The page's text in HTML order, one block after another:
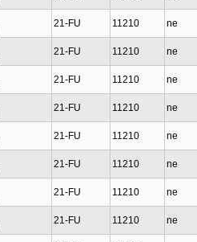
21-FU 11210 ne
21-FU 11210 ne
21-FU 11210 ne
21-FU 11210 ne
21-FU 11210 ne
21-FU 11210 ne
21-FU 11210 ne
21-FU 11210 ne